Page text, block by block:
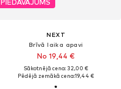
PIEDĀVĀJUMS
NEXT
Brīvā laika apavi
No 19,44 €
Sākotnējā cena: 32,00 €
Pēdējā zemākā cena:19,44 €